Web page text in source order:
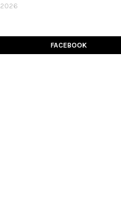
2026
FACEBOOK